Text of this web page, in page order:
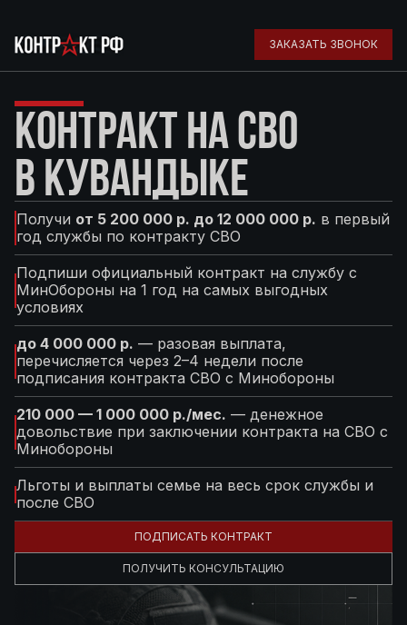
ЗАКАЗАТЬ ЗВОНОК
КОНТРАКТ НА СВО
В КУВАНДЫКЕ
Получи от 5 200 000 р. до 12 000 000 р. в первый
год службы по контракту СВО
Подпиши официальный контракт на службу с
МинОбороны на 1 год на самых выгодных
условиях
до 4 000 000 р. — разовая выплата,
перечисляется через 2–4 недели после
подписания контракта СВО с Минобороны
210 000 — 1 000 000 р./мес. — денежное
довольствие при заключении контракта на СВО с
Минобороны
Льготы и выплаты семье на весь срок службы и
после СВО
ПОДПИСАТЬ КОНТРАКТ
ПОЛУЧИТЬ КОНСУЛЬТАЦИЮ